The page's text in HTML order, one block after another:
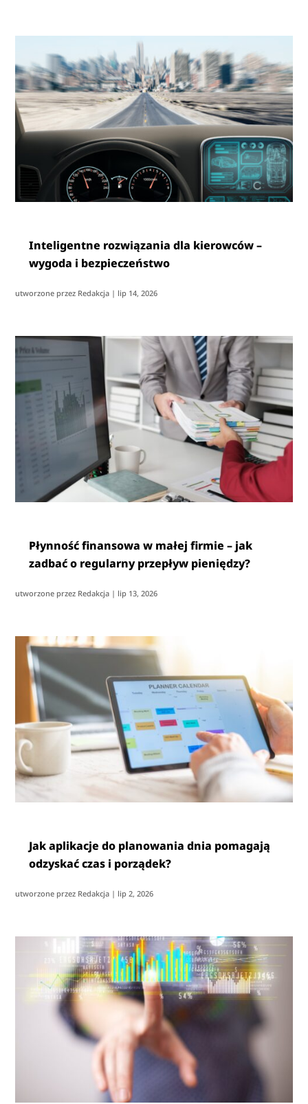
Inteligentne rozwiązania dla kierowców –
wygoda i bezpieczeństwo
utworzone przez Redakcja | lip 14, 2026
Płynność finansowa w małej firmie – jak
zadbać o regularny przepływ pieniędzy?
utworzone przez Redakcja | lip 13, 2026
Jak aplikacje do planowania dnia pomagają
odzyskać czas i porządek?
utworzone przez Redakcja | lip 2, 2026